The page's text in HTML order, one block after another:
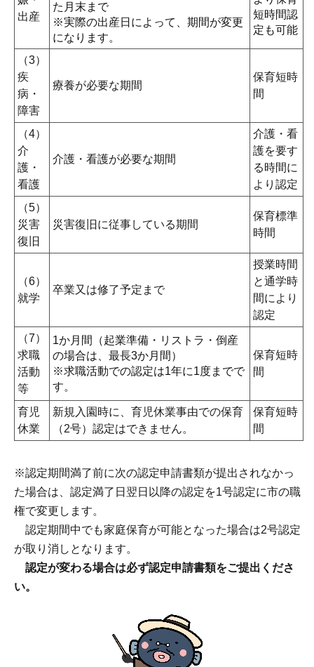
出産
た月末まで
※実際の出産日によって、期間が変更
になります。
短時間認
定も可能
（3）
疾
病・
障害
療養が必要な期間
保育短時
間
（4）
介
護・
看護
介護・看護が必要な期間
介護・看
護を要す
る時間に
より認定
（5）
災害
復旧
災害復旧に従事している期間
保育標準
時間
（6）
就学
卒業又は修了予定まで
授業時間
と通学時
間により
認定
（7）
求職
活動
等
1か月間（起業準備・リストラ・倒産
の場合は、最長3か月間）
※求職活動での認定は1年に1度までで
す。
保育短時
間
育児
休業
新規入園時に、育児休業事由での保育
（2号）認定はできません。
保育短時
間
※認定期間満了前に次の認定申請書類が提出されなかっ
た場合は、認定満了日翌日以降の認定を1号認定に市の職
権で変更します。
認定期間中でも家庭保育が可能となった場合は2号認定
が取り消しとなります。
認定が変わる場合は必ず認定申請書類をご提出くださ
い。